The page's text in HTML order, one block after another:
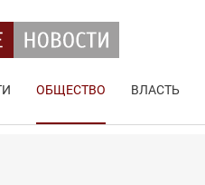
ОБЩЕСТВО ВЛАСТЬ